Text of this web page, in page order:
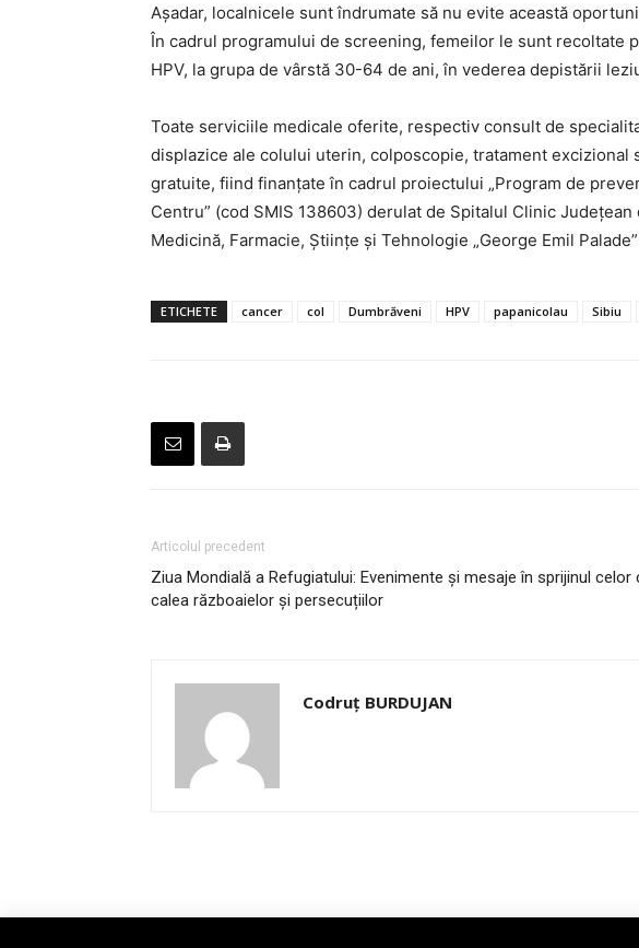
Aşadar, localnicele sunt îndrumate să nu evite această
În cadrul programului de screening, femeilor le sunt recoltate
HPV, la grupa de vârstă 30-64 de ani, în vederea depistării
Toate serviciile medicale oferite, respectiv consult de
displazice ale colului uterin, colposcopie, tratament
gratuite, fiind finanțate în cadrul proiectului „Program de
Centru” (cod SMIS 138603) derulat de Spitalul Clinic
Medicină, Farmacie, Ştiinţe şi Tehnologie „George Emil
ETICHETE cancer col Dumbrăveni HPV papanicolau Sibiu
Articolul precedent
Ziua Mondială a Refugiatului: Evenimente și mesaje în sprijinul celor
calea războaielor și persecuțiilor
Codruț BURDUJAN